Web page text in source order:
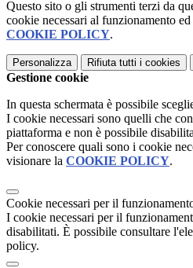
Questo sito o gli strumenti terzi da
cookie necessari al funzionamento
COOKIE POLICY.
Personalizza Rifiuta tutti i cookies
Gestione cookie
In questa schermata è possibile
I cookie necessari sono quelli che
piattaforma e non è possibile
Per conoscere quali sono i cookie
visionare la COOKIE POLICY.
Cookie necessari per il
I cookie necessari per il
disabilitati. È possibile consultare
policy.